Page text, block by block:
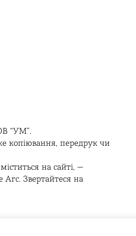
“УМ”.
копіювання, передрук чи
на сайті, —
Arc. Звертайтеся на